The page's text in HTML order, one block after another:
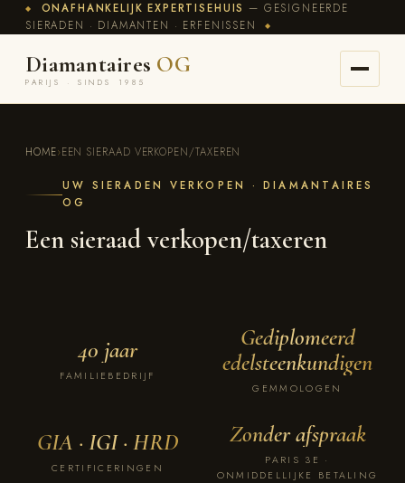
◆ ONAFHANKELIJK EXPERTISEHUIS — GESIGNEERDE
SIERADEN · DIAMANTEN · ERFENISSEN◆
Diamantaires OG
PARIJS · SINDS 1985
HOME›EEN SIERAAD VERKOPEN/TAXEREN
UW SIERADEN VERKOPEN · DIAMANTAIRES
OG
Een sieraad verkopen/taxeren
40 jaar
FAMILIEBEDRIJF
Gediplomeerd
edelsteenkundigen
GEMMOLOGEN
GIA · IGI · HRD
CERTIFICERINGEN
Zonder afspraak
PARIS 3E ·
ONMIDDELLIJKE BETALING